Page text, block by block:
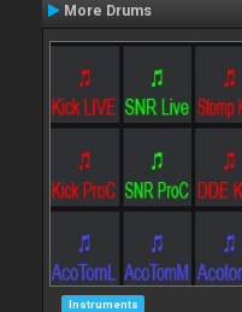
More Drums
Instruments